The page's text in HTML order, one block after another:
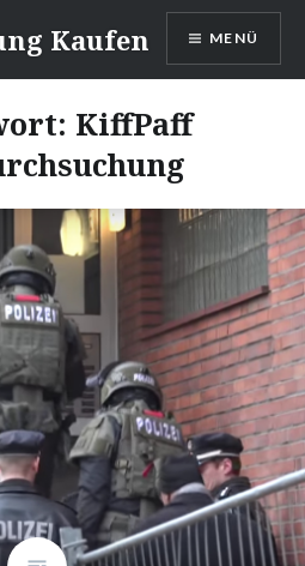
Kaufen MENÜ
KiffPaff